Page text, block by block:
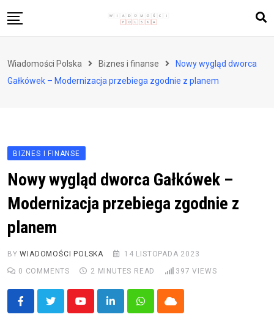
to
Zdrowie i styl życia
Wiadomości Polska Biznes i finanse
Nowy wygląd dworca
Gałkówek – Modernizacja przebiega zgodnie z planem
BIZNES I FINANSE
Nowy wygląd dworca Gałkówek –
Modernizacja przebiega zgodnie z
planem
BYWIADOMOŚCI POLSKA
14 LISTOPADA 2023
0 COMMENTS 2 MINUTES READ 397 VIEWS
YoutubeLinkedInWhatsappCloud